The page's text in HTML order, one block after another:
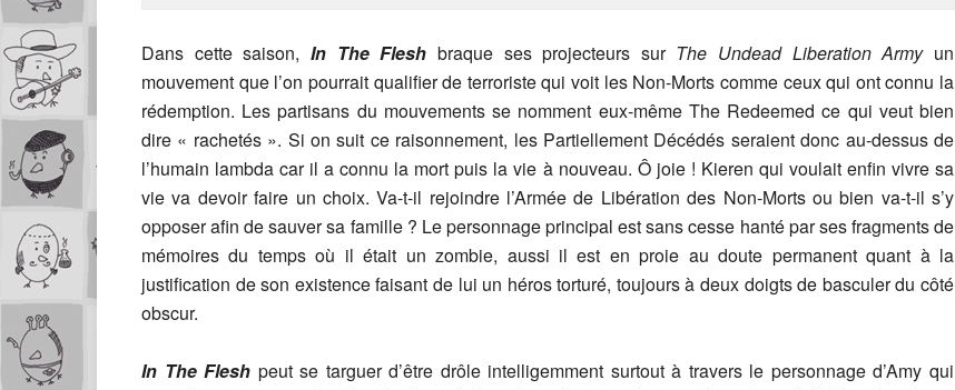
Dans cette saison, In The Flesh braque ses projecteurs sur The Undead Liberation Armyun
mouvement que l’on pourrait qualifier de terroriste qui voit les Non-Morts comme ceux qui ont connu la
rédemption. Les partisans du mouvements se nomment eux-même The Redeemed ce qui veut bien
dire « rachetés ». Si on suit ce raisonnement, les Partiellement Décédés seraient donc au-dessus de
l’humain lambda car il a connu la mort puis la vie à nouveau. Ô joie ! Kieren qui voulait enfin vivre sa
vie va devoir faire un choix. Va-t-il rejoindre l’Armée de Libération des Non-Morts ou bien va-t-il s’y
opposer afin de sauver sa famille ? Le personnage principal est sans cesse hanté par ses fragments de
mémoires du temps où il était un zombie, aussi il est en proie au doute permanent quant à la
justification de son existence faisant de lui un héros torturé, toujours à deux doigts de basculer du côté
obscur.
In The Flesh peut se targuer d’être drôle intelligemment surtout à travers le personnage d’Amy qui